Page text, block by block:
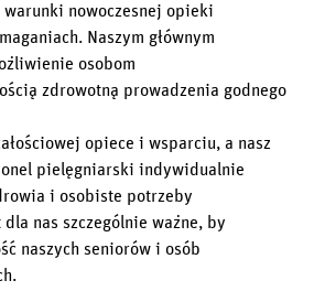
warunki nowoczesnej opieki
Naszym głównym
osobom
zdrowotną prowadzenia godnego
opiece i wsparciu, a nasz
pielęgniarski indywidualnie
i osobiste potrzeby
dla nas szczególnie ważne, by
naszych seniorów i osób